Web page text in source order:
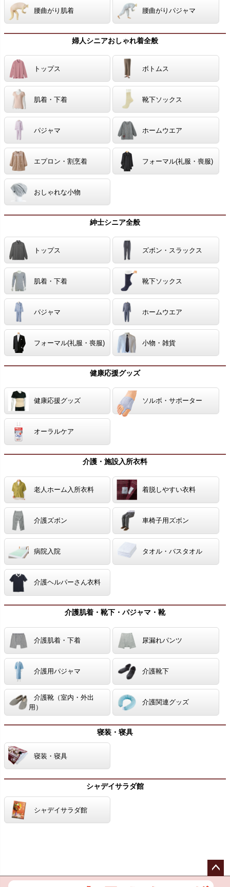
腰曲がり肌着 腰曲がりパジャマ
婦人シニアおしゃれ着全般
トップス ボトムス
肌着・下着 靴下ソックス
パジャマ ホームウエア
エプロン・割烹着 フォーマル(礼服・喪服)
おしゃれな小物
紳士シニア全般
トップス ズボン・スラックス
肌着・下着 靴下ソックス
パジャマ ホームウエア
フォーマル(礼服・喪服) 小物・雑貨
健康応援グッズ
健康応援グッズ ソルボ・サポーター
オーラルケア
介護・施設入所衣料
老人ホーム入所衣料 着脱しやすい衣料
介護ズボン 車椅子用ズボン
病院入院 タオル・バスタオル
介護ヘルパーさん衣料
介護肌着・靴下・パジャマ・靴
介護肌着・下着 尿漏れパンツ
介護用パジャマ 介護靴下
介護靴（室内・外出
用）
介護関連グッズ
寝装・寝具
寝装・寝具
シャデイサラダ館
シャデイサラダ館
ペー